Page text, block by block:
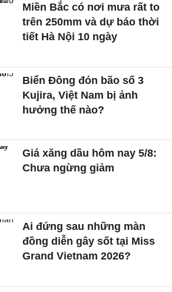
Miền Bắc có nơi mưa rất to
trên 250mm và dự báo thời
tiết Hà Nội 10 ngày
Biển Đông đón bão số 3
Kujira, Việt Nam bị ảnh
hưởng thế nào?
Giá xăng dầu hôm nay 5/8:
Chưa ngừng giảm
Ai đứng sau những màn
đồng diễn gây sốt tại Miss
Grand Vietnam 2026?